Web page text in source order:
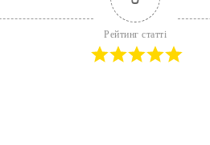
Рейтинг статті